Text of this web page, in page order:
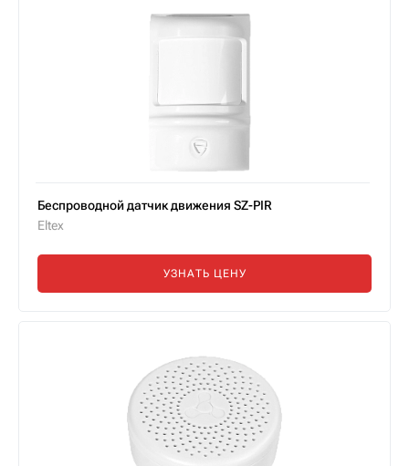
Беспроводной датчик движения SZ-PIR
Eltex
УЗНАТЬ ЦЕНУ